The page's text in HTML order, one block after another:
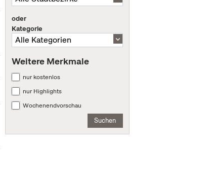
oder
Kategorie
Weitere Merkmale
nur kostenlos
nur Highlights
Wochenendvorschau
Suchen